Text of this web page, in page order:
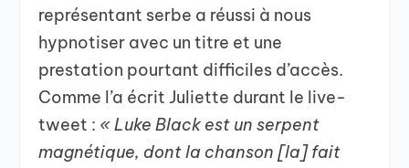
représentant serbe a réussi à nous
hypnotiser avec un titre et une
prestation pourtant difficiles d’accès.
Comme l’a écrit Juliette durant le live-
tweet : « Luke Black est un serpent
magnétique, dont la chanson [la] fait